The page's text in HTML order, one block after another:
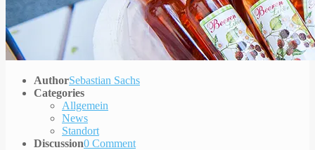
AuthorSebastian Sachs
Categories
Allgemein
News
Standort
Discussion0 Comment